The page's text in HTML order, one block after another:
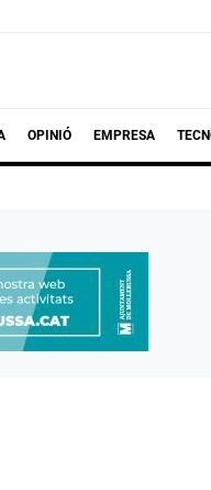
OPINIÓ EMPRESA